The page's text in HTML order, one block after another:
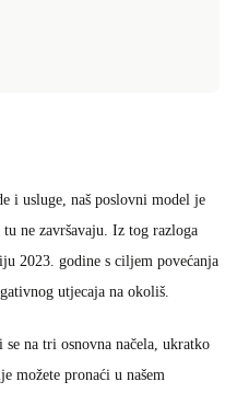
i usluge, naš poslovni model je
ne završavaju. Iz tog razloga
2023. godine s ciljem povećanja
utjecaja na okoliš.
na tri osnovna načela, ukratko
možete pronaći u našem